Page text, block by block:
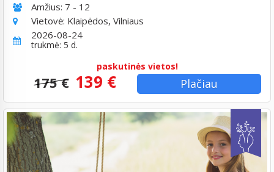
Amžius: 7 - 12
Vietovė: Klaipėdos, Vilniaus
2026-08-24
trukmė: 5 d.
paskutinės vietos!
175 € 139 € Plačiau